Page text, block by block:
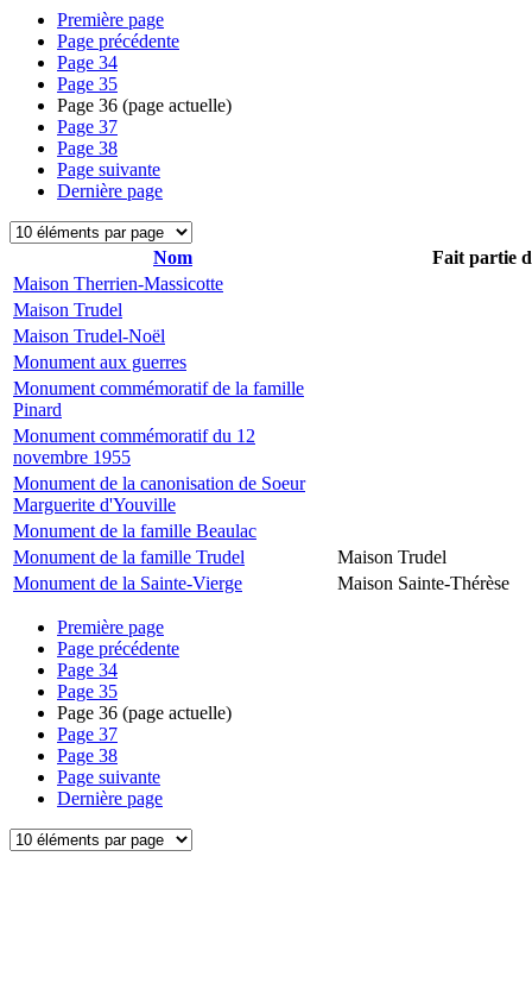
Première page
Page précédente
Page 34
Page 35
Page 36 (page actuelle)
Page 37
Page 38
Page suivante
Dernière page
Nom
Fait partie
Maison Therrien-Massicotte
Maison Trudel
Maison Trudel-Noël
Monument aux guerres
Monument commémoratif de la famille
Pinard
Monument commémoratif du 12
novembre 1955
Monument de la canonisation de Soeur
Marguerite d'Youville
Monument de la famille Beaulac
Monument de la famille Trudel
Maison Trudel
Monument de la Sainte-Vierge
Maison Sainte-Thérèse
Première page
Page précédente
Page 34
Page 35
Page 36 (page actuelle)
Page 37
Page 38
Page suivante
Dernière page